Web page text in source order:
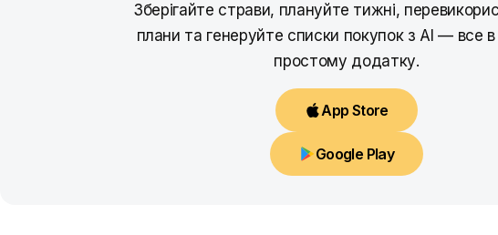
Зберігайте страви, плануйте тижні,
плани та генеруйте списки покупок з AI — все
простому додатку.
App Store
Google Play